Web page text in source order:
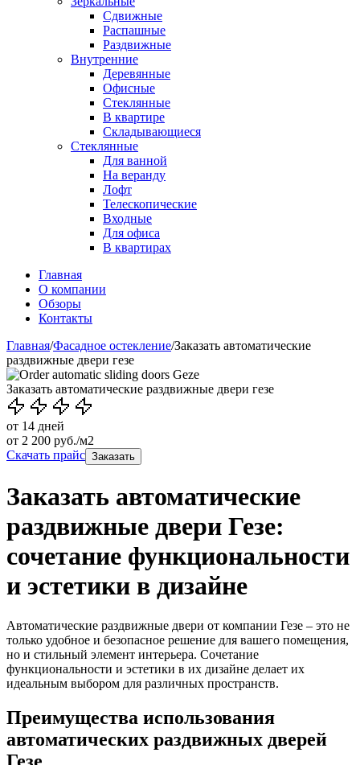
Сдвижные
Распашные
Раздвижные
Внутренние
Деревянные
Офисные
Стеклянные
В квартире
Складывающиеся
Стеклянные
Для ванной
На веранду
Лофт
Телескопические
Входные
Для офиса
В квартирах
Главная
О компании
Обзоры
Контакты
Главная/Фасадное остекление/Заказать автоматические
раздвижные двери гезе
Заказать автоматические раздвижные двери гезе
от 14 дней
от 2 200 руб./м2
Скачать прайс Заказать
Заказать автоматические
раздвижные двери Гезе:
сочетание функциональности
и эстетики в дизайне
Автоматические раздвижные двери от компании Гезе – это не
только удобное и безопасное решение для вашего помещения,
но и стильный элемент интерьера. Сочетание
функциональности и эстетики в их дизайне делает их
идеальным выбором для различных пространств.
Преимущества использования
автоматических раздвижных дверей
Гезе